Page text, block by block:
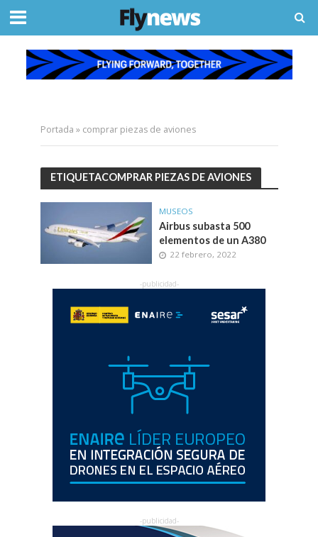
Portada » comprar piezas de aviones
ETIQUETACOMPRAR PIEZAS DE AVIONES
MUSEOS
Airbus subasta 500
elementos de un A380
22 febrero, 2022